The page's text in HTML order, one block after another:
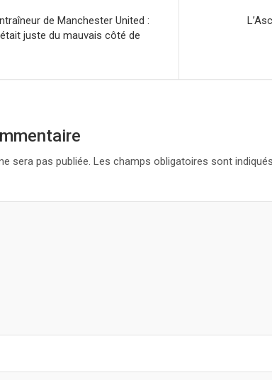
de Manchester United :
juste du mauvais côté de
sera pas publiée. Les champs obligatoires sont